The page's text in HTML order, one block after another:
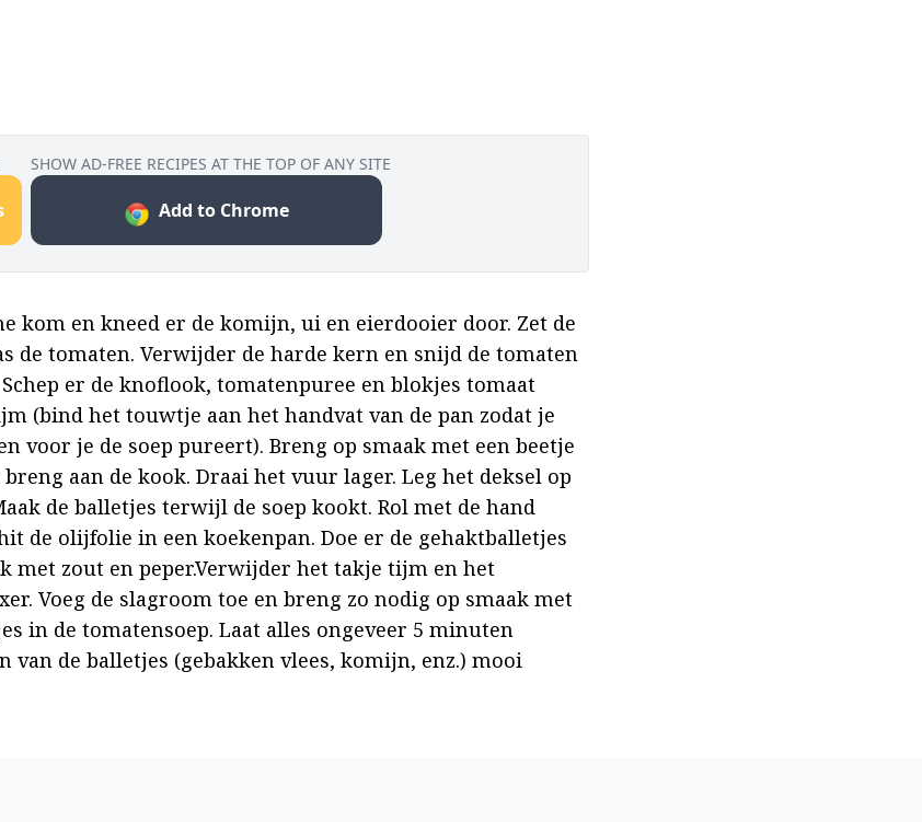
SHOW AD-FREE RECIPES AT THE TOP OF ANY SITE
Add to Chrome
kom en kneed er de komijn, ui en eierdooier door. Zet de
de tomaten. Verwijder de harde kern en snijd de tomaten
er de knoflook, tomatenpuree en blokjes tomaat
(bind het touwtje aan het handvat van de pan zodat je
je de soep pureert). Breng op smaak met een beetje
aan de kook. Draai het vuur lager. Leg het deksel op
de balletjes terwijl de soep kookt. Rol met de hand
de olijfolie in een koekenpan. Doe er de gehaktballetjes
met zout en peper.Verwijder het takje tijm en het
Voeg de slagroom toe en breng zo nodig op smaak met
in de tomatensoep. Laat alles ongeveer 5 minuten
de balletjes (gebakken vlees, komijn, enz.) mooi